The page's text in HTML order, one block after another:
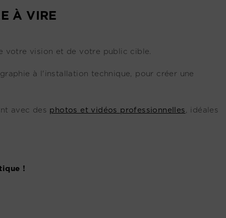
À VIRE
votre vision et de votre public cible.
à l'installation technique, pour créer une
avec des photos et vidéos professionnelles, idéales
!